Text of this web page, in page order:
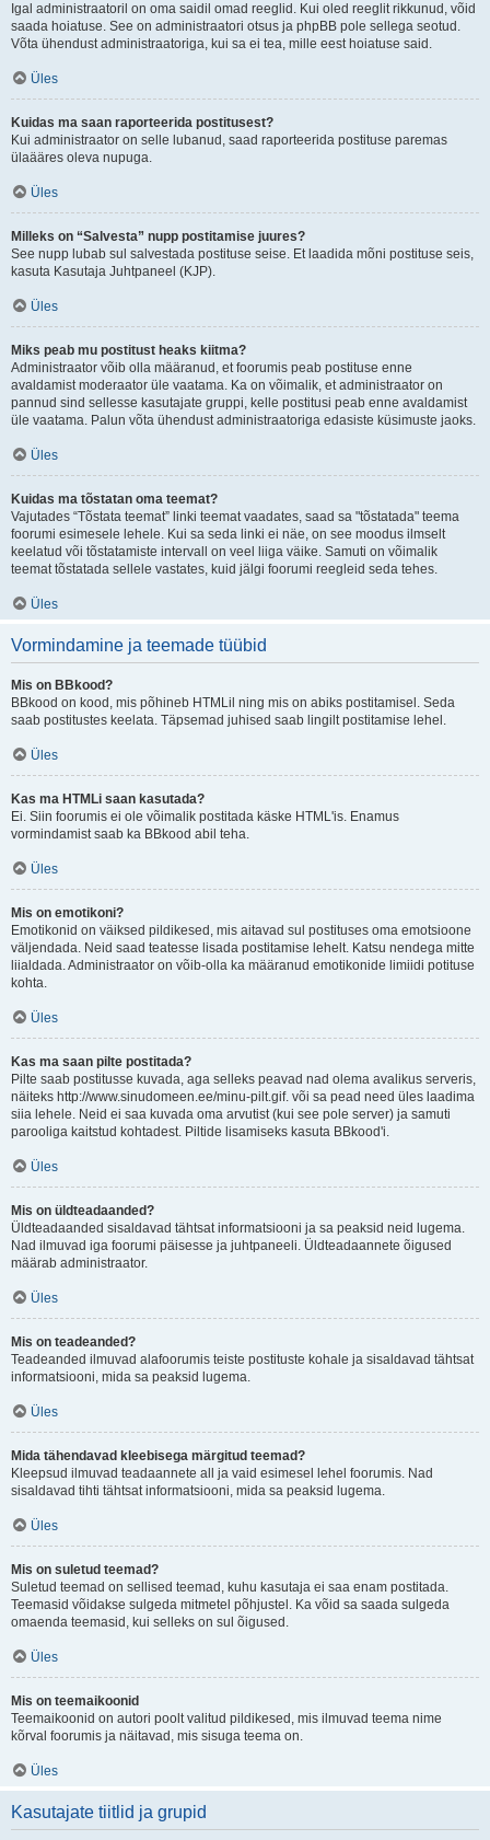
Igal administraatoril on oma saidil omad reeglid. Kui oled reeglit rikkunud, võid
saada hoiatuse. See on administraatori otsus ja phpBB pole sellega seotud.
Võta ühendust administraatoriga, kui sa ei tea, mille eest hoiatuse said.
Üles
Kuidas ma saan raporteerida postitusest?
Kui administraator on selle lubanud, saad raporteerida postituse paremas
ülaääres oleva nupuga.
Üles
Milleks on “Salvesta” nupp postitamise juures?
See nupp lubab sul salvestada postituse seise. Et laadida mõni postituse seis,
kasuta Kasutaja Juhtpaneel (KJP).
Üles
Miks peab mu postitust heaks kiitma?
Administraator võib olla määranud, et foorumis peab postituse enne
avaldamist moderaator üle vaatama. Ka on võimalik, et administraator on
pannud sind sellesse kasutajate gruppi, kelle postitusi peab enne avaldamist
üle vaatama. Palun võta ühendust administraatoriga edasiste küsimuste jaoks.
Üles
Kuidas ma tõstatan oma teemat?
Vajutades “Tõstata teemat” linki teemat vaadates, saad sa "tõstatada" teema
foorumi esimesele lehele. Kui sa seda linki ei näe, on see moodus ilmselt
keelatud või tõstatamiste intervall on veel liiga väike. Samuti on võimalik
teemat tõstatada sellele vastates, kuid jälgi foorumi reegleid seda tehes.
Üles
Vormindamine ja teemade tüübid
Mis on BBkood?
BBkood on kood, mis põhineb HTMLil ning mis on abiks postitamisel. Seda
saab postitustes keelata. Täpsemad juhised saab lingilt postitamise lehel.
Üles
Kas ma HTMLi saan kasutada?
Ei. Siin foorumis ei ole võimalik postitada käske HTML'is. Enamus
vormindamist saab ka BBkood abil teha.
Üles
Mis on emotikoni?
Emotikonid on väiksed pildikesed, mis aitavad sul postituses oma emotsioone
väljendada. Neid saad teatesse lisada postitamise lehelt. Katsu nendega mitte
liialdada. Administraator on võib-olla ka määranud emotikonide limiidi potituse
kohta.
Üles
Kas ma saan pilte postitada?
Pilte saab postitusse kuvada, aga selleks peavad nad olema avalikus serveris,
näiteks http://www.sinudomeen.ee/minu-pilt.gif. või sa pead need üles laadima
siia lehele. Neid ei saa kuvada oma arvutist (kui see pole server) ja samuti
parooliga kaitstud kohtadest. Piltide lisamiseks kasuta BBkood'i.
Üles
Mis on üldteadaanded?
Üldteadaanded sisaldavad tähtsat informatsiooni ja sa peaksid neid lugema.
Nad ilmuvad iga foorumi päisesse ja juhtpaneeli. Üldteadaannete õigused
määrab administraator.
Üles
Mis on teadeanded?
Teadeanded ilmuvad alafoorumis teiste postituste kohale ja sisaldavad tähtsat
informatsiooni, mida sa peaksid lugema.
Üles
Mida tähendavad kleebisega märgitud teemad?
Kleepsud ilmuvad teadaannete all ja vaid esimesel lehel foorumis. Nad
sisaldavad tihti tähtsat informatsiooni, mida sa peaksid lugema.
Üles
Mis on suletud teemad?
Suletud teemad on sellised teemad, kuhu kasutaja ei saa enam postitada.
Teemasid võidakse sulgeda mitmetel põhjustel. Ka võid sa saada sulgeda
omaenda teemasid, kui selleks on sul õigused.
Üles
Mis on teemaikoonid
Teemaikoonid on autori poolt valitud pildikesed, mis ilmuvad teema nime
kõrval foorumis ja näitavad, mis sisuga teema on.
Üles
Kasutajate tiitlid ja grupid